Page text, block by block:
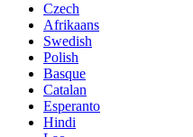
Czech
Afrikaans
Swedish
Polish
Basque
Catalan
Esperanto
Hindi